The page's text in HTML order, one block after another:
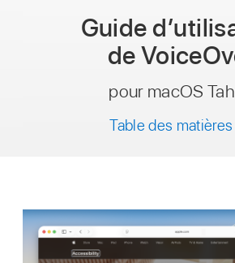
Guide
de
pour macOS
Table des matières